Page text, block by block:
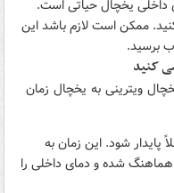
داخلی یخچال حیاتی است.
ممکن است لازم باشد این
برسید.
کنید
ویترینی به یخچال زمان
کاملاً پایدار شود. این زمان به
هماهنگ شده و دمای داخلی را